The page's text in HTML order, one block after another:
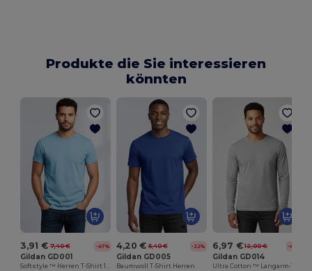
Produkte die Sie interessieren
könnten
3,91 € 7,40 € -47%
Gildan GD001
Softstyle ™ Herren T-Shirt 100% Jersey Baumwolle
4,20 € 5,40 € -22%
Gildan GD005
Baumwoll T-Shirt Herren
6,97 € 12,00 € -42%
Gildan GD014